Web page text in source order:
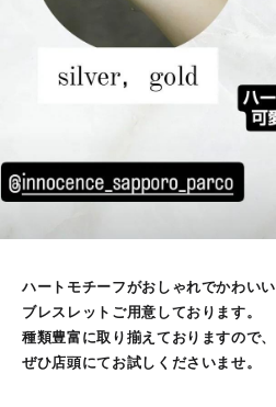
ハートモチーフがおしゃれでかわいい
ブレスレットご用意しております。
種類豊富に取り揃えておりますので、
ぜひ店頭にてお試しくださいませ。